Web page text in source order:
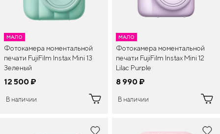
МАЛО
Фотокамера моментальной
печати FujiFilm Instax Mini 13
Зеленый
12 500 ¤
В наличии
МАЛО
Фотокамера моментальной
печати FujiFilm Instax Mini 12
Lilac Purple
8 990 ¤
В наличии